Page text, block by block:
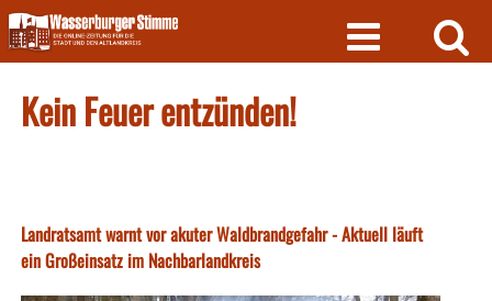
Skip
to
content
Kein Feuer entzünden!
Landratsamt warnt vor akuter Waldbrandgefahr - Aktuell läuft
ein Großeinsatz im Nachbarlandkreis